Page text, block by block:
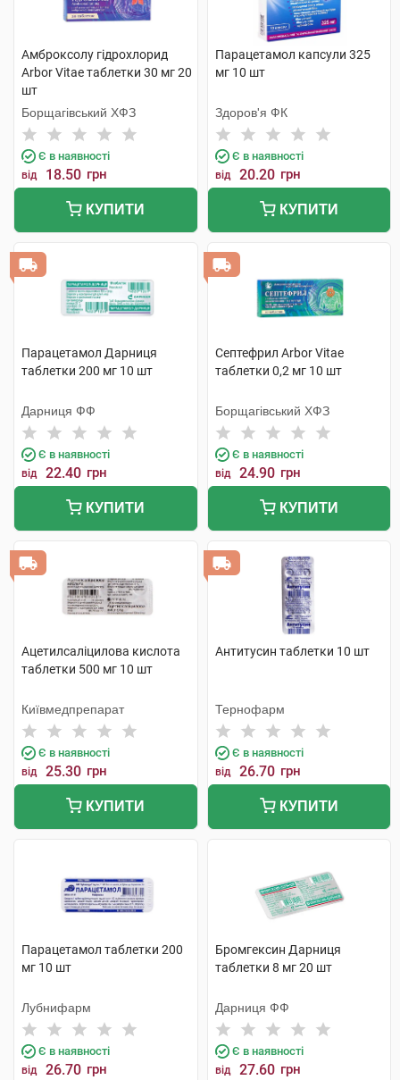
Амброксолу гідрохлорид
Arbor Vitae таблетки 30 мг 20
шт
Борщагівський ХФЗ
Є в наявності
від 18.50 грн
КУПИТИ
Парацетамол капсули 325
мг 10 шт
Здоров'я ФК
Є в наявності
від 20.20 грн
КУПИТИ
Парацетамол Дарниця
таблетки 200 мг 10 шт
Дарниця ФФ
Є в наявності
від 22.40 грн
КУПИТИ
Септефрил Arbor Vitae
таблетки 0,2 мг 10 шт
Борщагівський ХФЗ
Є в наявності
від 24.90 грн
КУПИТИ
Ацетилсаліцилова кислота
таблетки 500 мг 10 шт
Київмедпрепарат
Є в наявності
від 25.30 грн
КУПИТИ
Антитусин таблетки 10 шт
Тернофарм
Є в наявності
від 26.70 грн
КУПИТИ
Парацетамол таблетки 200
мг 10 шт
Лубнифарм
Є в наявності
від 26.70 грн
Бромгексин Дарниця
таблетки 8 мг 20 шт
Дарниця ФФ
Є в наявності
від 27.60 грн